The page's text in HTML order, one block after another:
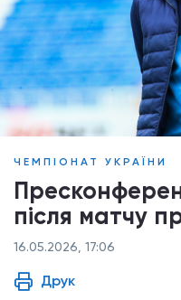
ЧЕМПІОНАТ УКРАЇНИ
після матчу
16.05.2026, 17:06
Друк